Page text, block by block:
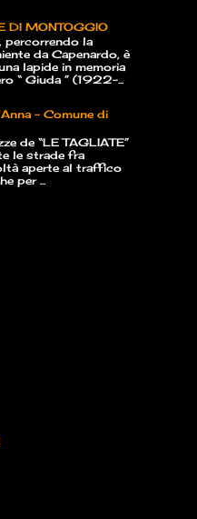
DI MONTOGGIO
percorrendo la
da Capenardo, è
lapide in memoria
“ Giuda ” (1922-...
- Comune di
de “LE TAGLIATE”
le strade fra
aperte al traffico
per ...